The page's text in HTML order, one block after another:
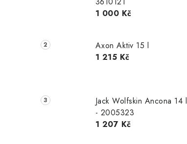
1 000 Kč
Axon Aktiv 15 l
1 215 Kč
Jack Wolfskin Ancona 14 l
- 2005323
1 207 Kč